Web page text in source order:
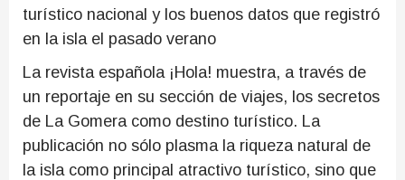
turístico nacional y los buenos datos que registró
en la isla el pasado verano
La revista española ¡Hola! muestra, a través de
un reportaje en su sección de viajes, los secretos
de La Gomera como destino turístico. La
publicación no sólo plasma la riqueza natural de
la isla como principal atractivo turístico, sino que